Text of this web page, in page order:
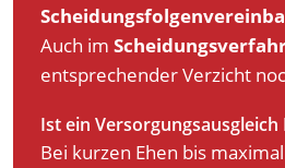
Auch im
entsprechender Verzicht
Ist ein Versorgungsausgleich
Bei kurzen Ehen bis